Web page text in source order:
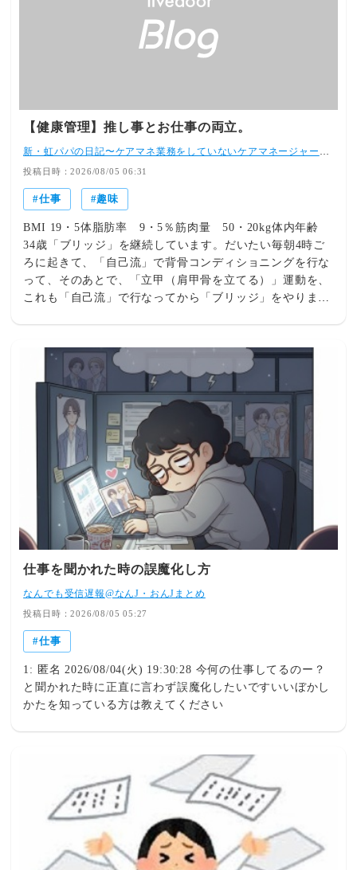
【健康管理】推し事とお仕事の両立。
新・虹パパの日記〜ケアマネ業務をしていないケアマネージャー
投稿日時：2026/08/05 06:31
仕事 趣味
BMI 19・5体脂肪率 9・5％筋肉量 50・20kg体内年齢
34歳「ブリッジ」を継続しています。だいたい毎朝4時ご
ろに起きて、「自己流」で背骨コンディショニングを行な
って、そのあとで、「立甲（肩甲骨を立てる）」運動を、
これも「自己流」で行なってから「ブリッジ」をやりま
でブログを書いております。もう9割くらい今日の推し事
は済んだ感じです。あとは、現実3次元娑婆世界で「お仕
事」を頑張ってまいります(￣^￣)ゞ残り1割の「推し事」
を混ぜながら〜(〃ω〃)今日も「防災意識」と「全てへの
感謝」をひとときも忘れずに、推し事と、お仕事の両立を
頑張ります。日本の、地球のお役に立ちたいです。よろし
ければ下の応援クリックお願いします。にほんブログ村
仕事を聞かれた時の誤魔化し方
なんでも受信遅報@なんJ・おんJまとめ
投稿日時：2026/08/05 05:27
仕事
1: 匿名 2026/08/04(火) 19:30:28 今何の仕事してるのー？
と聞かれた時に正直に言わず誤魔化したいですいいぼかし
かたを知っている方は教えてください